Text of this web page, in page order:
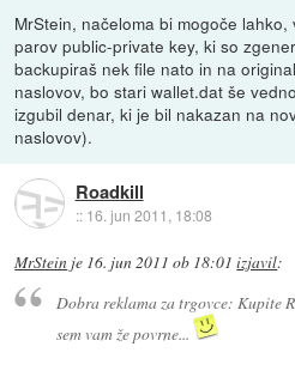
MrStein, načeloma bi mogoče
parov public-private key, ki so
backupiraš nek file nato in na
naslovov, bo stari wallet.dat še
izgubil denar, ki je bil nakazan na
naslovov).
Roadkill
:: 16. jun 2011, 18:08
MrStein je 16. jun 2011 ob 18:01 izjavil:
Dobra reklama za trgovce: Kupite
sem vam že povrne...